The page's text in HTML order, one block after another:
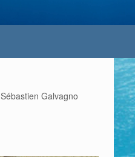
Sébastien Galvagno